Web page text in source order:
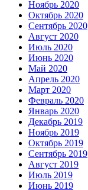
Ноябрь 2020
Октябрь 2020
Сентябрь 2020
Август 2020
Июль 2020
Июнь 2020
Май 2020
Апрель 2020
Март 2020
Февраль 2020
Январь 2020
Декабрь 2019
Ноябрь 2019
Октябрь 2019
Сентябрь 2019
Август 2019
Июль 2019
Июнь 2019